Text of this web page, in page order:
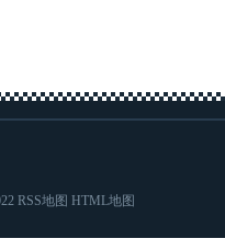
RSS地图 HTML地图